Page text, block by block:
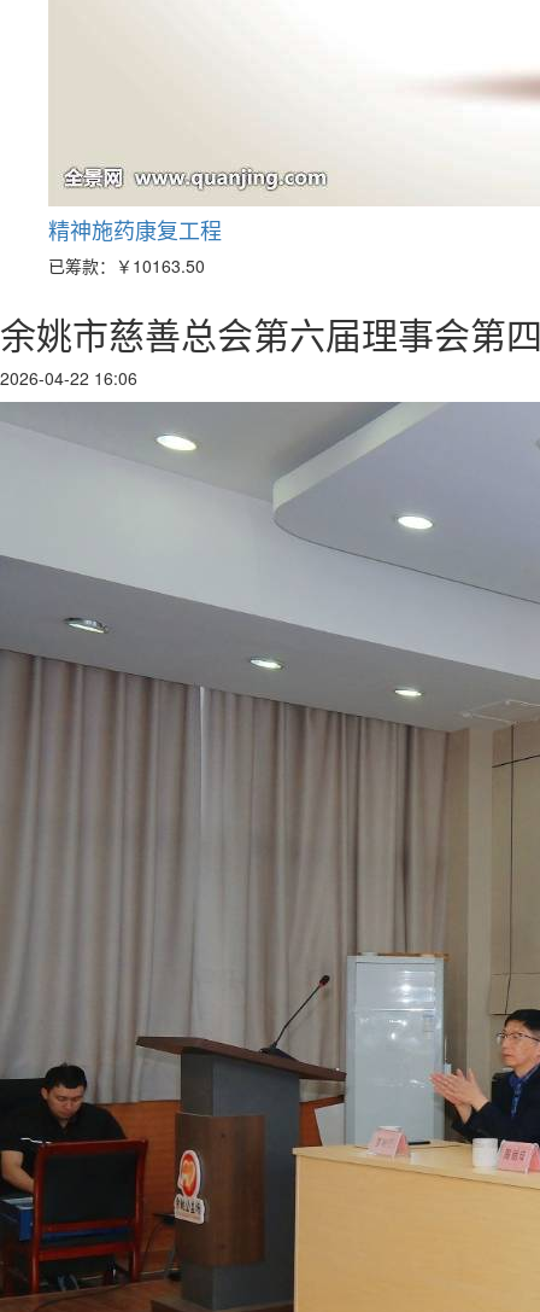
精神施药康复工程
已筹款： ￥10163.50
余姚市慈善总会第六届理事会第
2026-04-22 16:06